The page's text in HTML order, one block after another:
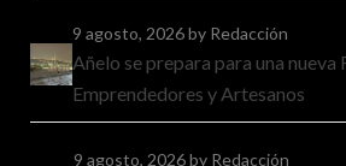
9 agosto, 2026by Redacción
Añelo se prepara para una nueva
Emprendedores y Artesanos
9 agosto, 2026by Redacción